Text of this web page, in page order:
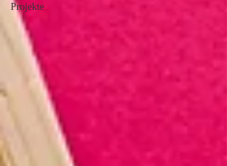
Projekte